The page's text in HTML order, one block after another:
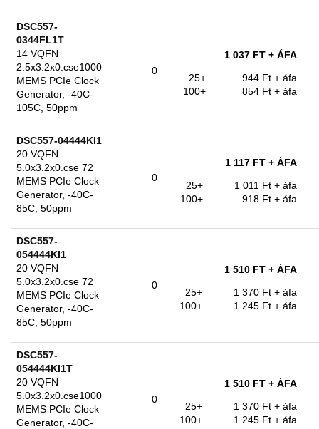
DSC557-
0344FL1T
14 VQFN
2.5x3.2x0.cse1000
MEMS PCIe Clock
Generator, -40C-
105C, 50ppm
0
1 037 FT + ÁFA
25+
944 Ft + áfa
100+
854 Ft + áfa
DSC557-04444KI1
20 VQFN
5.0x3.2x0.cse 72
MEMS PCIe Clock
Generator, -40C-
85C, 50ppm
0
1 117 FT + ÁFA
25+
1 011 Ft + áfa
100+
918 Ft + áfa
DSC557-
054444KI1
20 VQFN
5.0x3.2x0.cse 72
MEMS PCIe Clock
Generator, -40C-
85C, 50ppm
0
1 510 FT + ÁFA
25+
1 370 Ft + áfa
100+
1 245 Ft + áfa
DSC557-
054444KI1T
20 VQFN
5.0x3.2x0.cse1000
MEMS PCIe Clock
Generator, -40C-
0
1 510 FT + ÁFA
25+
1 370 Ft + áfa
100+
1 245 Ft + áfa